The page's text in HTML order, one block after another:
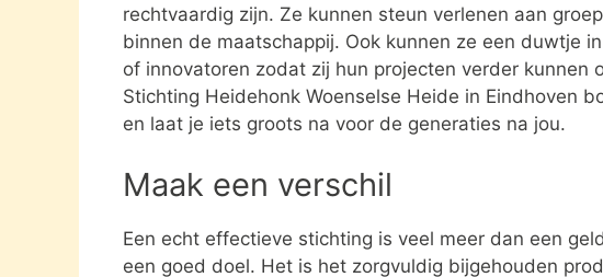
rechtvaardig zijn. Ze kunnen steun verlenen aan
binnen de maatschappij. Ook kunnen ze een duwtje
of innovatoren zodat zij hun projecten verder kunnen
Stichting Heidehonk Woenselse Heide in Eindhoven
en laat je iets groots na voor de generaties na jou.
Maak een verschil
Een echt effectieve stichting is veel meer dan een
een goed doel. Het is het zorgvuldig bijgehouden